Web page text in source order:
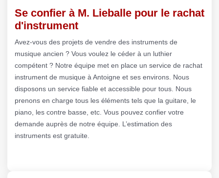
Se confier à M. Lieballe pour le rachat
d'instrument
Avez-vous des projets de vendre des instruments de
musique ancien ? Vous voulez le céder à un luthier
compétent ? Notre équipe met en place un service de rachat
instrument de musique à Antoigne et ses environs. Nous
disposons un service fiable et accessible pour tous. Nous
prenons en charge tous les éléments tels que la guitare, le
piano, les contre basse, etc. Vous pouvez confier votre
demande auprès de notre équipe. L’estimation des
instruments est gratuite.